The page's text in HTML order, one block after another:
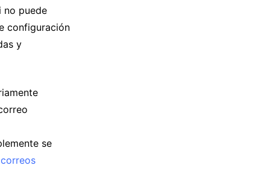
no puede
configuración
y
se
correos